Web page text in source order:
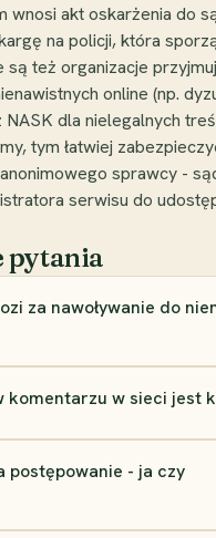
wnosi akt oskarżenia do
na policji, która
są też organizacje
online (np.
dla nielegalnych
tym łatwiej
sprawcy -
serwisu do
pytania
za nawoływanie do
komentarzu w sieci jest
postępowanie - ja czy